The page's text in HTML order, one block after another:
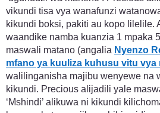
vikundi tisa vya wanafunzi
kikundi boksi, pakiti au kopo lilelile.
waandike namba kuanzia 1 mpaka
maswali matano (angalia Nyenzo
mfano ya kuuliza kuhusu vitu vya
walilinganisha majibu wenyewe na
kikundi. Precious alijadili yale
‘Mshindi’ alikuwa ni kikundi